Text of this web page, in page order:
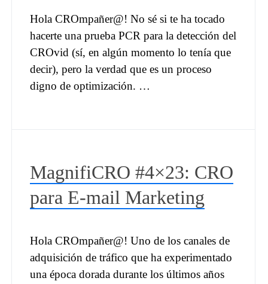
Hola CROmpañer@! No sé si te ha tocado
hacerte una prueba PCR para la detección del
CROvid (sí, en algún momento lo tenía que
decir), pero la verdad que es un proceso
digno de optimización. …
MagnifiCRO #4×23: CRO
para E-mail Marketing
Hola CROmpañer@! Uno de los canales de
adquisición de tráfico que ha experimentado
una época dorada durante los últimos años